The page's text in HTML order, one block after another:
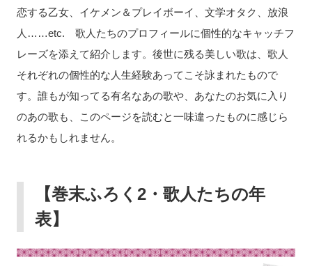
恋する乙女、イケメン＆プレイボーイ、文学オタク、放浪
人……etc. 歌人たちのプロフィールに個性的なキャッチフ
レーズを添えて紹介します。後世に残る美しい歌は、歌人
それぞれの個性的な人生経験あってこそ詠まれたもので
す。誰もが知ってる有名なあの歌や、あなたのお気に入り
のあの歌も、このページを読むと一味違ったものに感じら
れるかもしれません。
【巻末ふろく2・歌人たちの年
表】